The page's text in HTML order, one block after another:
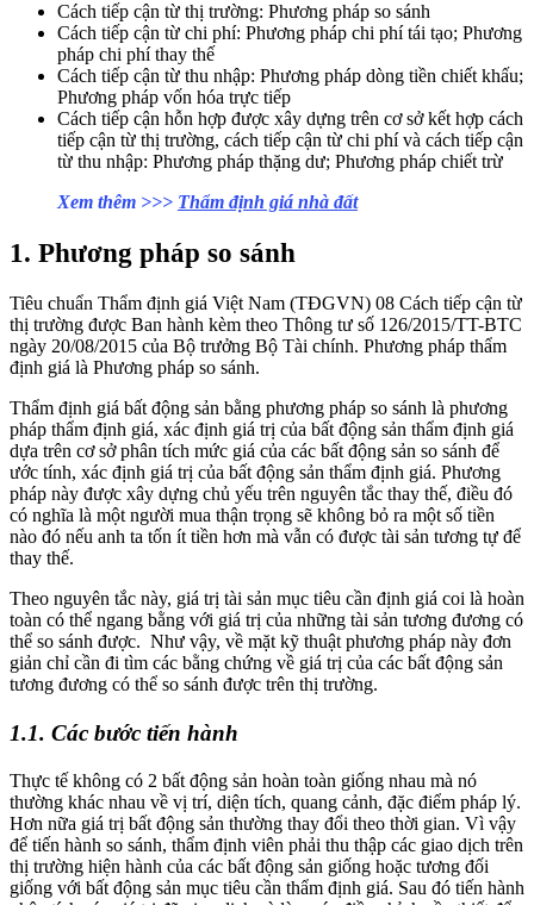
Cách tiếp cận từ thị trường: Phương pháp so sánh
Cách tiếp cận từ chi phí: Phương pháp chi phí tái tạo; Phương
pháp chi phí thay thế
Cách tiếp cận từ thu nhập: Phương pháp dòng tiền chiết khấu;
Phương pháp vốn hóa trực tiếp
Cách tiếp cận hỗn hợp được xây dựng trên cơ sở kết hợp cách
tiếp cận từ thị trường, cách tiếp cận từ chi phí và cách tiếp cận
từ thu nhập: Phương pháp thặng dư; Phương pháp chiết trừ
Xem thêm >>> Thẩm định giá nhà đất
1. Phương pháp so sánh
Tiêu chuẩn Thẩm định giá Việt Nam (TĐGVN) 08 Cách tiếp cận từ
thị trường được Ban hành kèm theo Thông tư số 126/2015/TT-BTC
ngày 20/08/2015 của Bộ trưởng Bộ Tài chính. Phương pháp thẩm
định giá là Phương pháp so sánh.
Thẩm định giá bất động sản bằng phương pháp so sánh là phương
pháp thẩm định giá, xác định giá trị của bất động sản thẩm định giá
dựa trên cơ sở phân tích mức giá của các bất động sản so sánh để
ước tính, xác định giá trị của bất động sản thẩm định giá. Phương
pháp này được xây dựng chủ yếu trên nguyên tắc thay thế, điều đó
có nghĩa là một người mua thận trọng sẽ không bỏ ra một số tiền
nào đó nếu anh ta tốn ít tiền hơn mà vẫn có được tài sản tương tự để
thay thế.
Theo nguyên tắc này, giá trị tài sản mục tiêu cần định giá coi là hoàn
toàn có thể ngang bằng với giá trị của những tài sản tương đương có
thể so sánh được. Như vậy, về mặt kỹ thuật phương pháp này đơn
giản chỉ cần đi tìm các bằng chứng về giá trị của các bất động sản
tương đương có thể so sánh được trên thị trường.
1.1. Các bước tiến hành
Thực tế không có 2 bất động sản hoàn toàn giống nhau mà nó
thường khác nhau về vị trí, diện tích, quang cảnh, đặc điểm pháp lý.
Hơn nữa giá trị bất động sản thường thay đổi theo thời gian. Vì vậy
để tiến hành so sánh, thẩm định viên phải thu thập các giao dịch trên
thị trường hiện hành của các bất động sản giống hoặc tương đối
giống với bất động sản mục tiêu cần thẩm định giá. Sau đó tiến hành